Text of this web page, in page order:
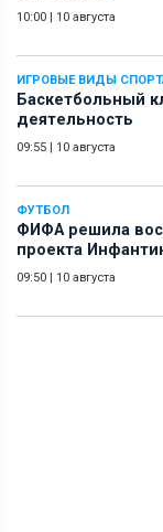
10:00 | 10 августа
ИГРОВЫЕ ВИДЫ
Баскетбольный
деятельность
09:55 | 10 августа
ФУТБОЛ
ФИФА решила
проекта
09:50 | 10 августа